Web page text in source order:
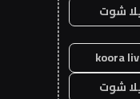
شوت
koora
شوت